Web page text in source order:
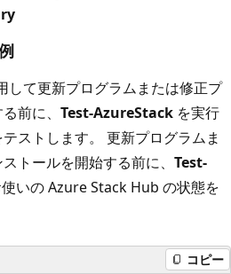
して更新プログラムまたは修正プ
前に、 Test-AzureStack を実行
ストします。 更新プログラムま
トールを開始する前に、 Test-
いの Azure Stack Hub の状態を
コピー